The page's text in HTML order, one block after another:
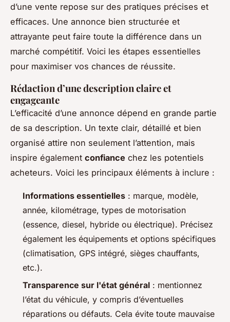
d’une vente repose sur des pratiques précises et
efficaces. Une annonce bien structurée et
attrayante peut faire toute la différence dans un
marché compétitif. Voici les étapes essentielles
pour maximiser vos chances de réussite.
Rédaction d’une description claire et
engageante
L’efficacité d’une annonce dépend en grande partie
de sa description. Un texte clair, détaillé et bien
organisé attire non seulement l’attention, mais
inspire également confiance chez les potentiels
acheteurs. Voici les principaux éléments à inclure :
Informations essentielles : marque, modèle,
année, kilométrage, types de motorisation
(essence, diesel, hybride ou électrique). Précisez
également les équipements et options spécifiques
(climatisation, GPS intégré, sièges chauffants,
etc.).
Transparence sur l'état général : mentionnez
l’état du véhicule, y compris d’éventuelles
réparations ou défauts. Cela évite toute mauvaise